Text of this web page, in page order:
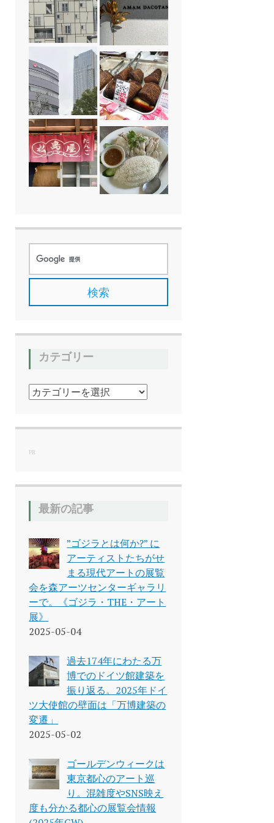
カテゴリー
カ
テ
リ
PR
最新の記事
”ゴジラとは何か?” に
アーティストたちがせ
まる現代アートの展覧
会を森アーツセンターギャラリ
ーで。《ゴジラ・THE・アート
展》
2025-05-04
過去174年にわたる万
博でのドイツ館建築を
振り返る。2025年ドイ
ツ大使館の壁面は「万博建築の
変遷」
2025-05-02
ゴールデンウィークは
東京都心のアート巡
り。混雑度やSNS映え
度も分かる都心の展覧会情報